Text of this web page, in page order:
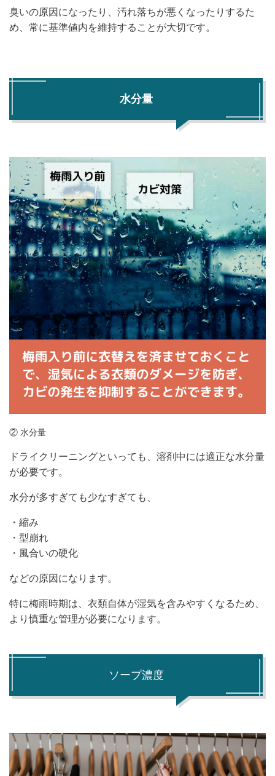
臭いの原因になったり、汚れ落ちが悪くなったりするた
め、常に基準値内を維持することが大切です。
水分量
② 水分量
ドライクリーニングといっても、溶剤中には適正な水分量
が必要です。
水分が多すぎても少なすぎても、
・縮み
・型崩れ
・風合いの硬化
などの原因になります。
特に梅雨時期は、衣類自体が湿気を含みやすくなるため、
より慎重な管理が必要になります。
ソープ濃度